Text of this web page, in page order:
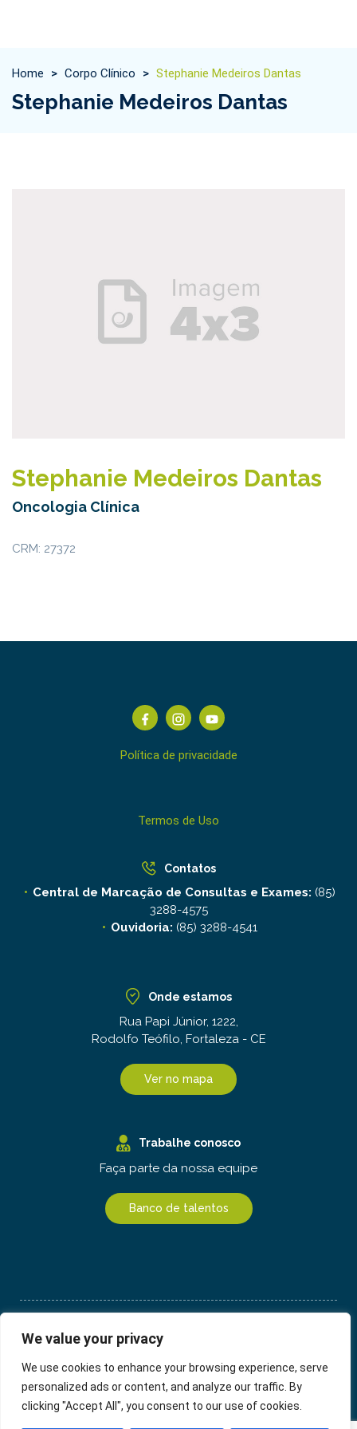
We value your privacy
We use cookies to enhance your browsing experience, serve
personalized ads or content, and analyze our traffic. By
clicking "Accept All", you consent to our use of cookies.
Home > Corpo Clínico > Stephanie Medeiros Dantas
Stephanie Medeiros Dantas
Stephanie Medeiros Dantas
Oncologia Clínica
CRM: 27372
Política de privacidade
Termos de Uso
Contatos
Central de Marcação de Consultas e Exames: (85)
3288-4575
Ouvidoria: (85) 3288-4541
Onde estamos
Rua Papi Júnior, 1222,
Rodolfo Teófilo, Fortaleza - CE
Ver no mapa
Trabalhe conosco
Faça parte da nossa equipe
Banco de talentos
Hospital Haroldo Juaçaba
Dr. Sérgio Ferreira Juaçaba,
Responsável Técnico, CRM 2701
Empresa do Grupo